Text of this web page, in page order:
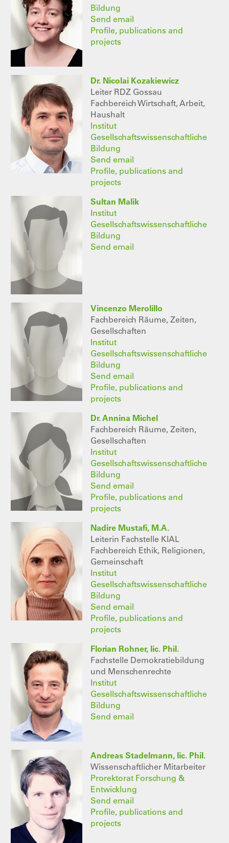
Bildung
Send email
Profile, publications and
projects
Dr. Nicolai Kozakiewicz
Leiter RDZ Gossau
Fachbereich Wirtschaft, Arbeit,
Haushalt
Institut
Gesellschaftswissenschaftliche
Bildung
Send email
Profile, publications and
projects
Sultan Malik
Institut
Gesellschaftswissenschaftliche
Bildung
Send email
Vincenzo Merolillo
Fachbereich Räume, Zeiten,
Gesellschaften
Institut
Gesellschaftswissenschaftliche
Bildung
Send email
Profile, publications and
projects
Dr. Annina Michel
Fachbereich Räume, Zeiten,
Gesellschaften
Institut
Gesellschaftswissenschaftliche
Bildung
Send email
Profile, publications and
projects
Nadire Mustafi, M.A.
Leiterin Fachstelle KIAL
Fachbereich Ethik, Religionen,
Gemeinschaft
Institut
Gesellschaftswissenschaftliche
Bildung
Send email
Profile, publications and
projects
Florian Rohner, lic. Phil.
Fachstelle Demokratiebildung
und Menschenrechte
Institut
Gesellschaftswissenschaftliche
Bildung
Send email
Andreas Stadelmann, lic. Phil.
Wissenschaftlicher Mitarbeiter
Prorektorat Forschung &
Entwicklung
Send email
Profile, publications and
projects